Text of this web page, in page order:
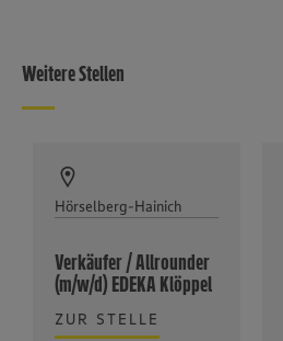
Weitere Stellen
Hörselberg-Hainich
Verkäufer / Allrounder
(m/w/d) EDEKA Klöppel
ZUR STELLE